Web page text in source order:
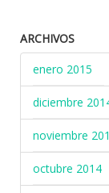
ARCHIVOS
enero 2015
diciembre
noviembre
octubre 2014